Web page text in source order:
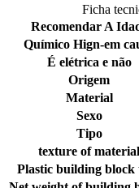
Ficha
Recomendar A
Químico Hign-em
É elétrica e não
Origem
Material
Sexo
Tipo
texture of material
Plastic building block